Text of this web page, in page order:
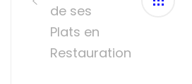
de ses
Plats en
Restauration